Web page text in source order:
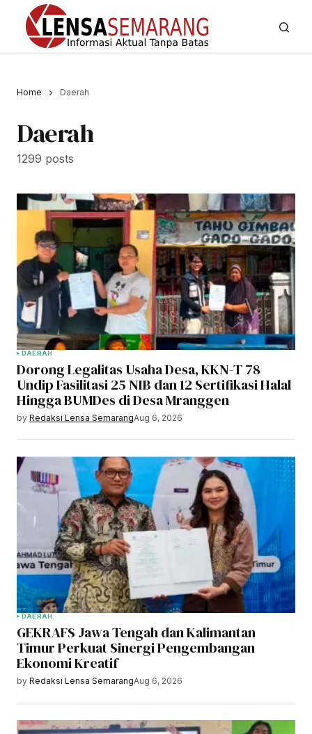
Home Daerah
Daerah
1299 posts
DAERAH
Dorong Legalitas Usaha Desa, KKN-T 78
Undip Fasilitasi 25 NIB dan 12 Sertifikasi Halal
Hingga BUMDes di Desa Mranggen
by Redaksi Lensa SemarangAug 6, 2026
DAERAH
GEKRAFS Jawa Tengah dan Kalimantan
Timur Perkuat Sinergi Pengembangan
Ekonomi Kreatif
by Redaksi Lensa SemarangAug 6, 2026